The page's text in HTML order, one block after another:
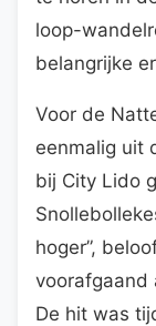
loop-
belangrijke
Voor de
eenmalig uit
bij City Lido
hoger”,
voorafgaand
De hit was